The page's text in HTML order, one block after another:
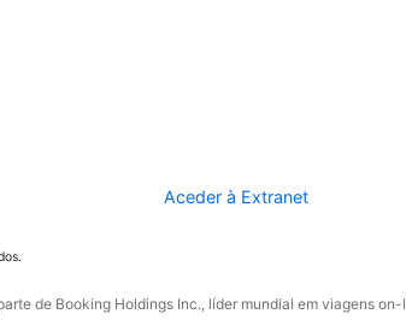
Aceder à Extranet
de Booking Holdings Inc., líder mundial em viagens